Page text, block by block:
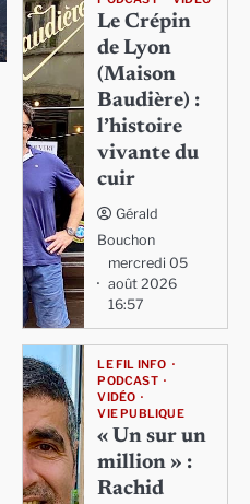
Le Crépin
de Lyon
(Maison
Baudière) :
l’histoire
vivante du
cuir
Gérald
Bouchon
mercredi 05
août 2026
16:57
LE FIL INFO
PODCAST
VIDÉO
VIE PUBLIQUE
« Un sur un
million » :
Rachid